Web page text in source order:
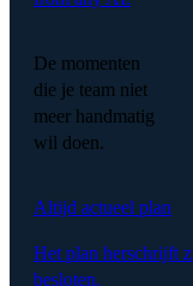
De momenten
die je team niet
meer handmatig
wil doen.
Altijd actueel plan
Het plan herschrijft
besloten.